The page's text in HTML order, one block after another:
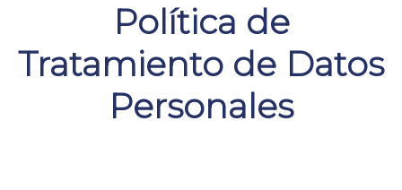
Política de
Tratamiento de Datos
Personales